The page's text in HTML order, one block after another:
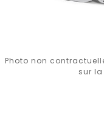
Photo non
sur